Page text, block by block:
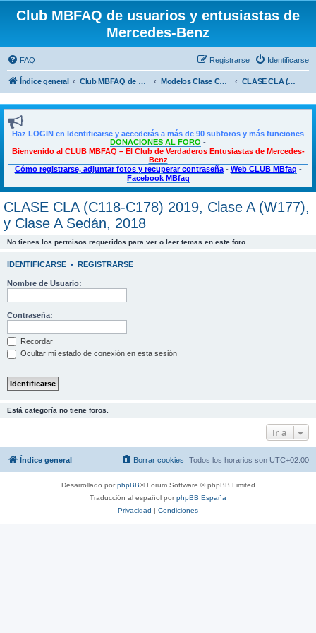
Club MBFAQ de usuarios y entusiastas de
Mercedes-Benz
FAQ Identificarse
Registrarse
Índice general Club MBFAQ de usuarios y entusiastas de Mercedes Benz Modelos Clase CLA, Clase A, Shooting Brake y Clase B CLASE CLA (C118-C178) 2019, Clase A (W177), y Clase A Sedán, 2018
Haz LOGIN en Identificarse y accederás a más de 90 subforos y más funciones
DONACIONES AL FORO -
Bienvenido al CLUB MBFAQ – El Club de Verdaderos Entusiastas de Mercedes-
Benz
Cómo registrarse, adjuntar fotos y recuperar contraseña- Web CLUB MBfaq -
Facebook MBfaq
CLASE CLA (C118-C178) 2019, Clase A (W177),
y Clase A Sedán, 2018
No tienes los permisos requeridos para ver o leer temas en este foro.
IDENTIFICARSE • REGISTRARSE
Nombre de Usuario:
Contraseña:
Recordar
Ocultar mi estado de conexión en esta sesión
Está categoría no tiene foros.
Ir a
Índice general Todos los horarios son UTC+02:00
Borrar cookies
Desarrollado porphpBB® Forum Software © phpBB Limited
Traducción al español porphpBB España
Privacidad | Condiciones